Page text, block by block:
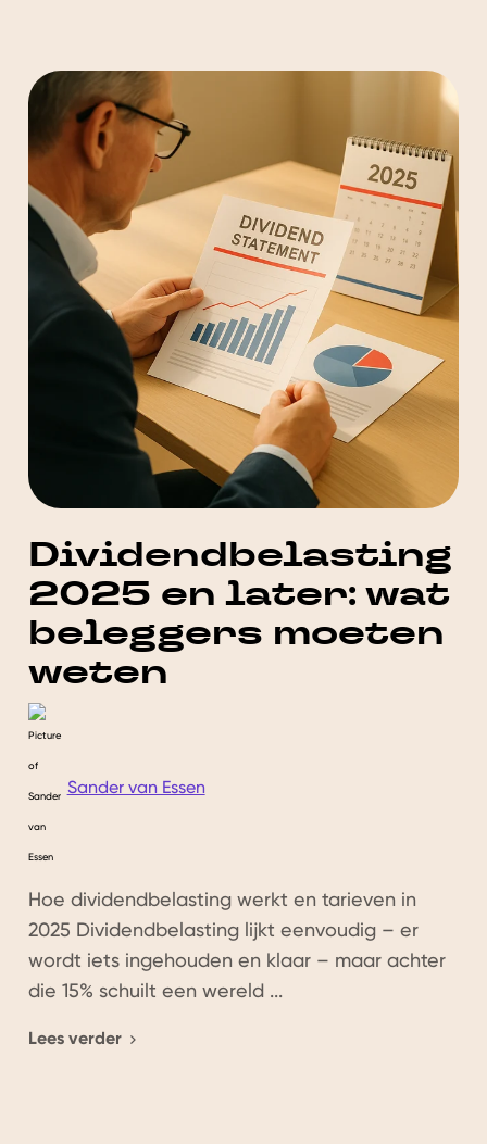
Dividendbelasting
2025 en later: wat
beleggers moeten
weten
Sander van Essen
Hoe dividendbelasting werkt en tarieven in
2025 Dividendbelasting lijkt eenvoudig – er
wordt iets ingehouden en klaar – maar achter
die 15% schuilt een wereld ...
Lees verder